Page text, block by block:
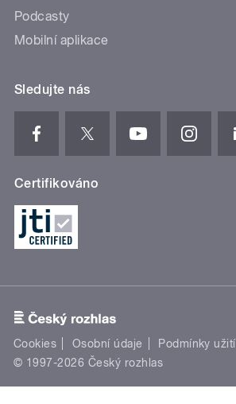
Podcasty
Mobilní aplikace
Sledujte nás
Certifikováno
Cookies Osobní údaje Podmínky užití
© 1997-2026 Český rozhlas